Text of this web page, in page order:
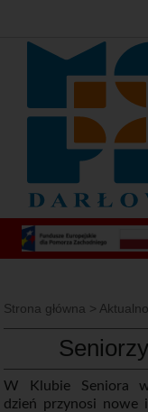
Strona główna >
W Klubie Seniora
dzień przynosi nowe